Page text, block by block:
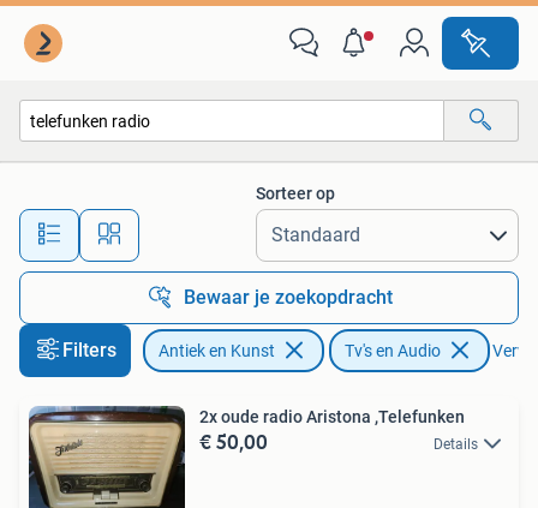
Alle afstanden…
Sorteer op
Bewaar je zoekopdracht
Filters Antiek en Kunst Tv's en Audio
2x oude radio Aristona ,Telefunken
€ 50,00 Details